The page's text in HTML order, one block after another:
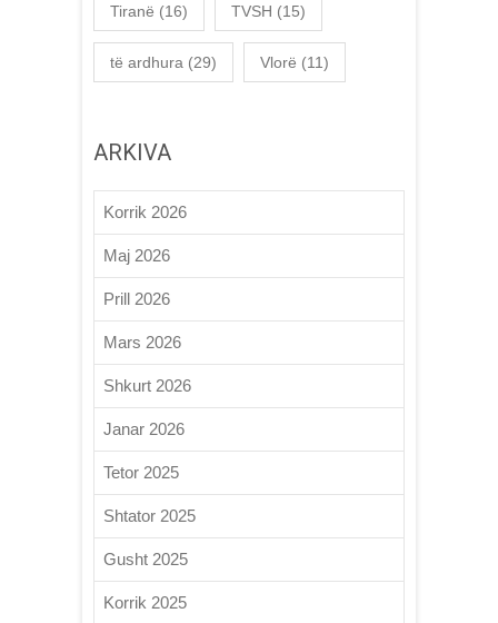
Tiranë (16) TVSH (15)
të ardhura (29) Vlorë (11)
ARKIVA
Korrik 2026
Maj 2026
Prill 2026
Mars 2026
Shkurt 2026
Janar 2026
Tetor 2025
Shtator 2025
Gusht 2025
Korrik 2025